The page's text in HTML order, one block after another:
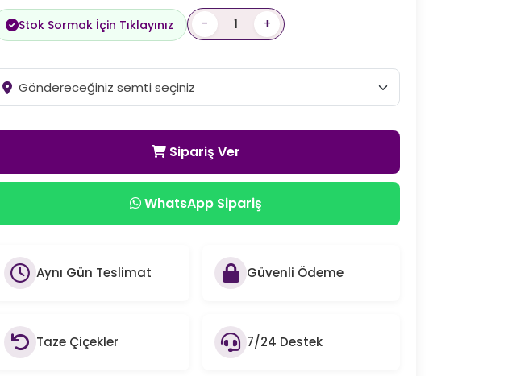
Stok Sormak İçin Tıklayınız - +
Sipariş Ver
WhatsApp Sipariş
Aynı Gün Teslimat Güvenli Ödeme
Taze Çiçekler 7/24 Destek